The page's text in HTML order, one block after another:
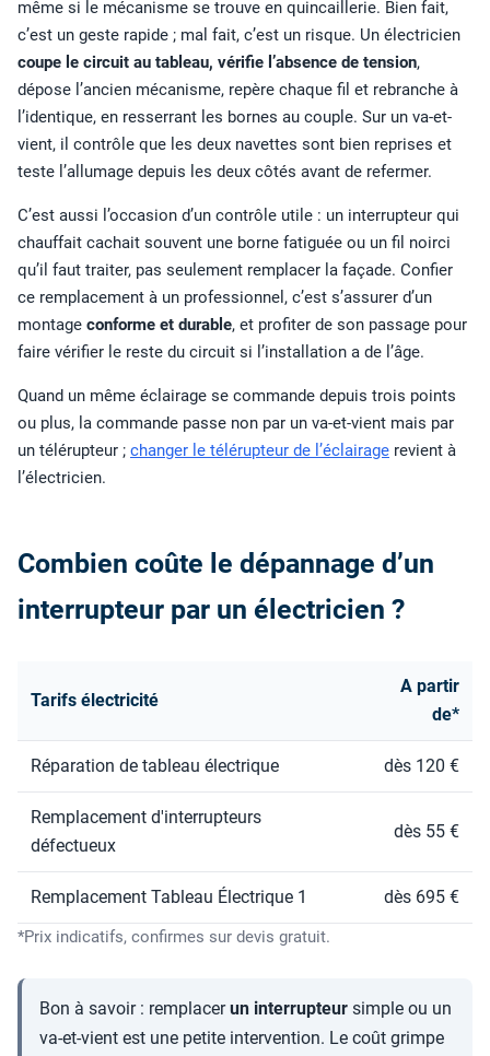
même si le mécanisme se trouve en quincaillerie. Bien fait,
c’est un geste rapide ; mal fait, c’est un risque. Un électricien
coupe le circuit au tableau, vérifie l’absence de tension,
dépose l’ancien mécanisme, repère chaque fil et rebranche à
l’identique, en resserrant les bornes au couple. Sur un va-et-
vient, il contrôle que les deux navettes sont bien reprises et
teste l’allumage depuis les deux côtés avant de refermer.
C’est aussi l’occasion d’un contrôle utile : un interrupteur qui
chauffait cachait souvent une borne fatiguée ou un fil noirci
qu’il faut traiter, pas seulement remplacer la façade. Confier
ce remplacement à un professionnel, c’est s’assurer d’un
montage conforme et durable, et profiter de son passage pour
faire vérifier le reste du circuit si l’installation a de l’âge.
Quand un même éclairage se commande depuis trois points
ou plus, la commande passe non par un va-et-vient mais par
un télérupteur ; changer le télérupteur de l’éclairage revient à
l’électricien.
Combien coûte le dépannage d’un
interrupteur par un électricien ?
Tarifs électricité
A partir
de*
Réparation de tableau électrique dès 120 €
Remplacement d'interrupteurs
défectueux
dès 55 €
Remplacement Tableau Électrique 1 dès 695 €
*Prix indicatifs, confirmes sur devis gratuit.
Bon à savoir : remplacerun interrupteur simple ou un
va-et-vient est une petite intervention. Le coût grimpe